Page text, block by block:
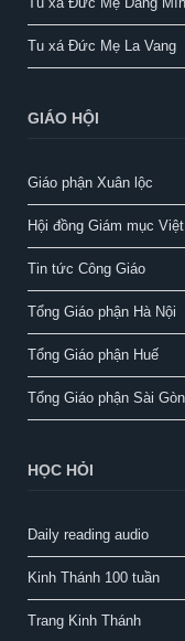
Tu xá Đức Mẹ La Vang
GIÁO HỘI
Giáo phận Xuân lộc
Hội đồng Giám mục
Tin tức Công Giáo
Tổng Giáo phận Hà Nội
Tổng Giáo phận Huế
Tổng Giáo phận Sài Gòn
HỌC HỎI
Daily reading audio
Kinh Thánh 100 tuần
Trang Kinh Thánh